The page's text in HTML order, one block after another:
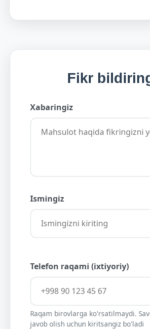
Fikr
Xabaringiz
Ismingiz
Telefon raqami (ixtiyoriy)
Raqam birovlarga ko'rsatilmaydi.
javob olish uchun kiritsangiz bo'ladi